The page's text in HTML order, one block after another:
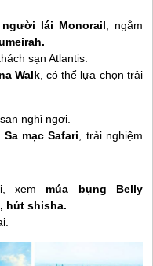
lái Monorail, ngắm
sạn Atlantis.
Walk, có thể lựa chọn trải
nghỉ ngơi.
Sa mạc Safari, trải nghiệm
xem múa bụng Belly
hút shisha.